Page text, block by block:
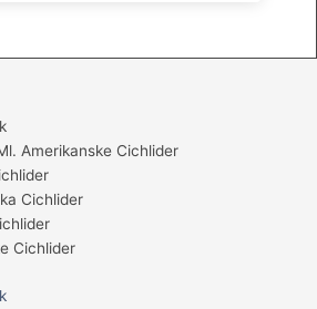
Amerikanske Cichlider
Cichlider
Cichlider